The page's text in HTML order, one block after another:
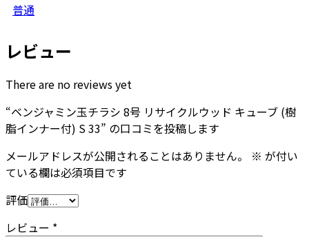
普通
レビュー
There are no reviews yet
“ベンジャミン玉チラシ 8号 リサイクルウッド キューブ (樹
脂インナー付) S 33” の口コミを投稿します
メールアドレスが公開されることはありません。
※ が付い
ている欄は必須項目です
評価
レビュー *